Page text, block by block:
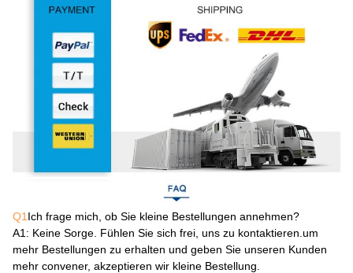
Q1 Ich frage mich, ob Sie kleine Bestellungen annehmen?
A1 : Keine Sorge. Fühlen Sie sich frei, uns zu kontaktieren.um
mehr Bestellungen zu erhalten und geben Sie unseren Kunden
mehr convener, akzeptieren wir kleine Bestellung.